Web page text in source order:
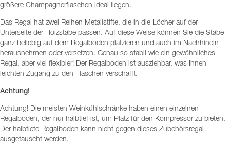
größere Champagnerflaschen ideal liegen.
Das Regal hat zwei Reihen Metallstifte, die in die Löcher auf der
Unterseite der Holzstäbe passen. Auf diese Weise können Sie die Stäbe
ganz beliebig auf dem Regalboden platzieren und auch im Nachhinein
herausnehmen oder versetzen. Genau so stabil wie ein gewöhnliches
Regal, aber viel flexibler! Der Regalboden ist ausziehbar, was Ihnen
leichten Zugang zu den Flaschen verschafft.
Achtung!
Achtung! Die meisten Weinkühlschränke haben einen einzelnen
Regalboden, der nur halbtief ist, um Platz für den Kompressor zu bieten.
Der halbtiefe Regalboden kann nicht gegen dieses Zubehörsregal
ausgetauscht werden.